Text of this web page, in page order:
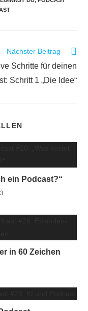
Nächster Beitrag
Schritte für deinen
Schritt 1 „Die Idee“
ein Podcast?“
in 60 Zeichen